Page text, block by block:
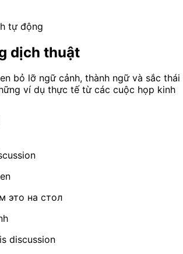
tự động
dịch thuật
bỏ lỡ ngữ cảnh, thành ngữ và sắc thái
ví dụ thực tế từ các cuộc họp kinh
это на стол
discussion